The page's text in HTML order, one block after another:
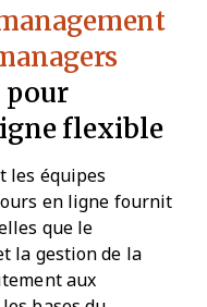
pour
flexible
les équipes
en ligne fournit
que le
la gestion de la
aux